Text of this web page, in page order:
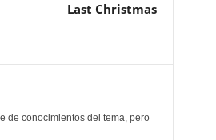
Last Christmas
de conocimientos del tema, pero